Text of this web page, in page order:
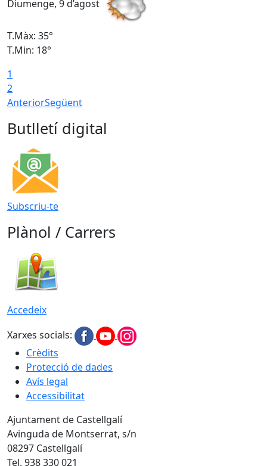
Diumenge, 9 d’agost
T.Màx: 35°
T.Min: 18°
1
2
AnteriorSegüent
Butlletí digital
Subscriu-te
Plànol / Carrers
Accedeix
Xarxes socials:
Crèdits
Protecció de dades
Avís legal
Accessibilitat
Ajuntament de Castellgalí
Avinguda de Montserrat, s/n
08297 Castellgalí
Tel. 938 330 021